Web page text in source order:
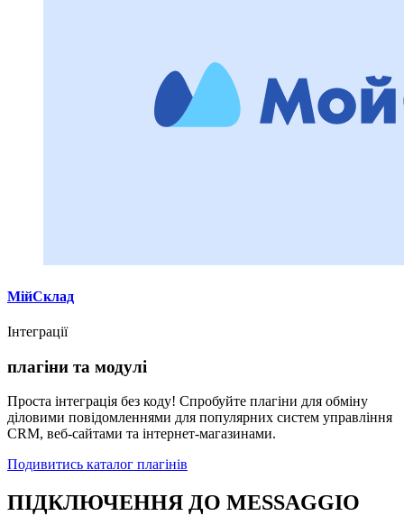
МійСклад
Інтеграції
плагіни та модулі
Проста інтеграція без коду! Спробуйте плагіни для обміну
діловими повідомленнями для популярних систем управління
CRM, веб-сайтами та інтернет-магазинами.
Подивитись каталог плагінів
ПІДКЛЮЧЕННЯ ДО MESSAGGIO